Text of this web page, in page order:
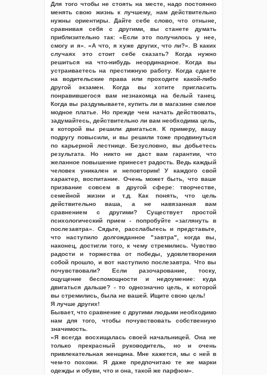
Для того чтобы не стоять на месте, надо постоянно
менять свою жизнь к лучшему, нам действительно
нужны ориентиры. Дайте себе слово, что отныне,
сравнивая себя с другими, вы станете думать
приблизительно так: «Если это получилось у нее,
смогу и я». «А что, я хуже других, что ли?». В каких
случаях это стоит себе сказать? Когда нужно
решиться на что-нибудь неординарное. Когда вы
устраиваетесь на престижную работу. Когда сдаете
на водительские права или проходите какой-либо
другой экзамен. Когда вы хотите пригласить
понравившегося вам незнакомца на белый танец.
Когда вы раздумываете, купить ли в магазине смелое
модное платье. Но прежде чем начать действовать,
задумайтесь, действительно ли вам необходима цель,
к которой вы решили двигаться. К примеру, вашу
подругу повысили, и вы решили тоже продвинуться
по карьерной лестнице. Безусловно, вы добьетесь
результата. Но никто не даст вам гарантии, что
желанное повышение принесет радость. Ведь каждый
человек уникален и неповторим! У каждого свой
характер, воспитание. Очень может быть, что ваше
призвание совсем в другой сфере: творчестве,
семейной жизни и т.д. Как понять, что цель
действительно ваша, а не навязанная вам
сравнением с другими? Существует простой
психологический прием - попробуйте «заглянуть в
послезавтра». Сядьте, расслабьтесь и представьте,
что наступило долгожданное "завтра", когда вы,
наконец, достигли того, к чему стремились. Чувство
радости и торжества от победы, удовлетворения
собой прошло, и вот наступило послезавтра. Что вы
почувствовали? Если разочарование, тоску,
ощущение беспомощности и недоумение: куда
двигаться дальше? - то однозначно цель, к которой
вы стремились, была не вашей. Ищите свою цель!
Я лучше других!
Бывает, что сравнение с другими людьми необходимо
нам для того, чтобы почувствовать собственную
значимость.
«Я всегда восхищалась своей начальницей. Она не
только прекрасный руководитель, но и очень
привлекательная женщина. Мне кажется, мы с ней в
чем-то похожи. Я даже предпочитаю те же марки
одежды и обуви, что и она, такой же парфюм».